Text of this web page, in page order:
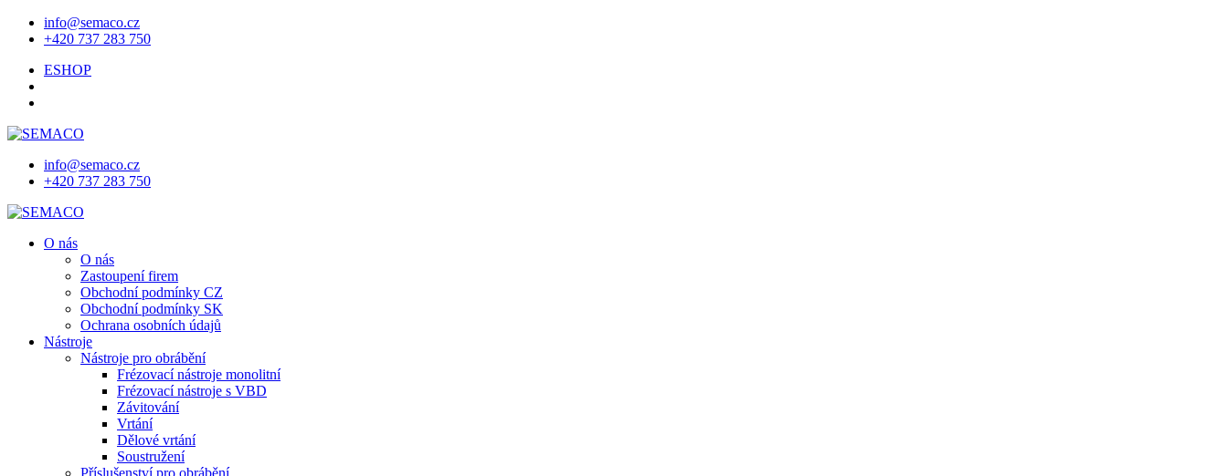
info@semaco.cz
+420 737 283 750
ESHOP
info@semaco.cz
+420 737 283 750
O nás
O nás
Zastoupení firem
Obchodní podmínky CZ
Obchodní podmínky SK
Ochrana osobních údajů
Nástroje
Nástroje pro obrábění
Frézovací nástroje monolitní
Frézovací nástroje s VBD
Závitování
Vrtání
Dělové vrtání
Soustružení
Příslušenství pro obrábění